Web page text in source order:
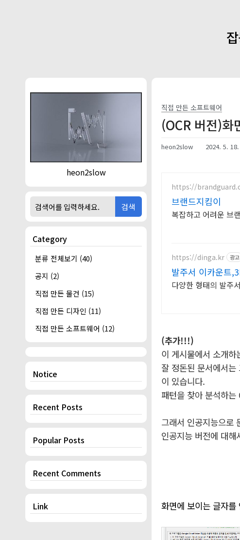
heon2slow
검색
Category
분류 전체보기 (40)
공지 (2)
직접 만든 물건 (15)
직접 만든 디자인 (11)
직접 만든 소프트웨어 (12)
Notice
Recent Posts
Popular Posts
Recent Comments
Link
직접 만든 소프트웨어
(OCR 버전)화
heon2slow 2024. 5. 18.
https://
브랜드지킴이
복잡하고 어려운 브
https://dinga.kr 광고
발주서 이카운트
다양한 형태의 발주
(추가!!!)
이 게시물에서 소개
잘 정돈된 문서에서
이 있습니다.
패턴을 찾아 분석하
그래서 인공지능으로
인공지능 버전에 대
화면에 보이는 글자